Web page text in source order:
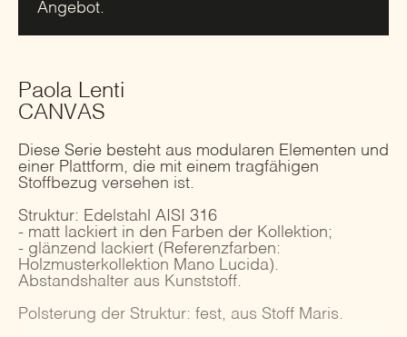
Angebot.
Paola Lenti
CANVAS
Diese Serie besteht aus modularen Elementen und
einer Plattform, die mit einem tragfähigen
Stoffbezug versehen ist.
Struktur: Edelstahl AISI 316
- matt lackiert in den Farben der Kollektion;
- glänzend lackiert (Referenzfarben:
Holzmusterkollektion Mano Lucida).
Abstandshalter aus Kunststoff.
Polsterung der Struktur: fest, aus Stoff Maris.